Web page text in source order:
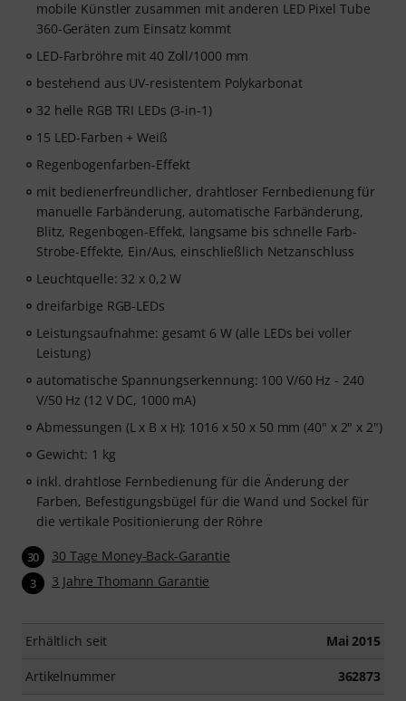
mobile Künstler zusammen mit anderen LED Pixel Tube
360-Geräten zum Einsatz kommt
LED-Farbröhre mit 40 Zoll/1000 mm
bestehend aus UV-resistentem Polykarbonat
32 helle RGB TRI LEDs (3-in-1)
15 LED-Farben + Weiß
Regenbogenfarben-Effekt
mit bedienerfreundlicher, drahtloser Fernbedienung für
manuelle Farbänderung, automatische Farbänderung,
Blitz, Regenbogen-Effekt, langsame bis schnelle Farb-
Strobe-Effekte, Ein/Aus, einschließlich Netzanschluss
Leuchtquelle: 32 x 0,2 W
dreifarbige RGB-LEDs
Leistungsaufnahme: gesamt 6 W (alle LEDs bei voller
Leistung)
automatische Spannungserkennung: 100 V/60 Hz - 240
V/50 Hz (12 V DC, 1000 mA)
Abmessungen (L x B x H): 1016 x 50 x 50 mm (40" x 2" x 2")
Gewicht: 1 kg
inkl. drahtlose Fernbedienung für die Änderung der
Farben, Befestigungsbügel für die Wand und Sockel für
die vertikale Positionierung der Röhre
30 30 Tage Money-Back-Garantie
3 3 Jahre Thomann Garantie
Erhältlich seit Mai 2015
Artikelnummer 362873